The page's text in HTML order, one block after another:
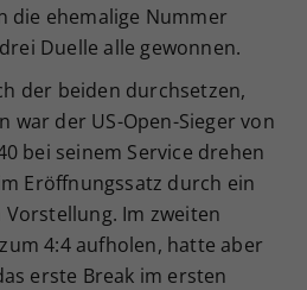
die ehemalige Nummer
Duelle alle gewonnen.
der beiden durchsetzen,
war der US-Open-Sieger von
bei seinem Service drehen
Eröffnungssatz durch ein
Im zweiten
4:4 aufholen, hatte aber
erste Break im ersten